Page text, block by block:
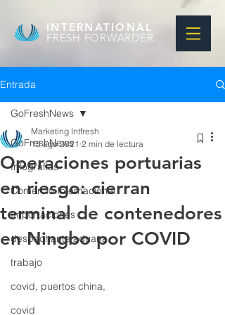
INTERNATIONAL
FRESH FORWARDER
Entrada
GoFreshNews
Infografias
Comercio Internacional
Importaciones
despachante aduana
trabajo
covid, puertos china,
covid
GoFreshNews
Operaciones portuarias
en riesgo: cierran
terminal de contenedores
en Ningbo por COVID
Marketing Intfresh
13 ago 2021 2 min de lectura